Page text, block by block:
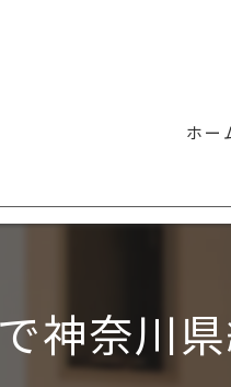
ホー
神奈川